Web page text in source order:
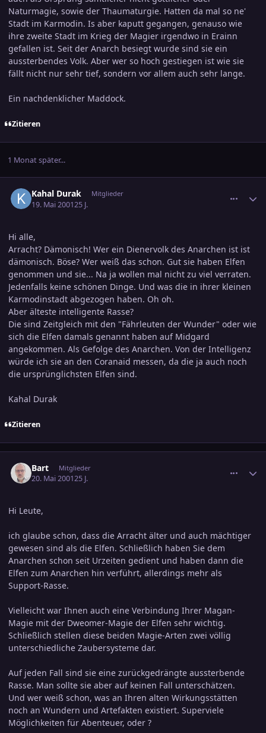
Naturmagie, sowie der Thaumaturgie. Hatten da mal so ne'
Stadt im Karmodin. Is aber kaputt gegangen, genauso wie
ihre zweite Stadt im Krieg der Magier irgendwo in Erainn
gefallen ist. Seit der Anarch besiegt wurde sind sie ein
aussterbendes Volk. Aber wer so hoch gestiegen ist wie sie
fällt nicht nur sehr tief, sondern vor allem auch sehr lange.
Ein nachdenklicher Maddock.
Zitieren
1 Monat später...
Kahal Durak Mitglieder
19. Mai 200125 J.
Hi alle,
Arracht? Dämonisch! Wer ein Dienervolk des Anarchen ist ist
dämonisch. Böse? Wer weiß das schon. Gut sie haben Elfen
genommen und sie... Na ja wollen mal nicht zu viel verraten.
Jedenfalls keine schönen Dinge. Und was die in ihrer kleinen
Karmodinstadt abgezogen haben. Oh oh.
Aber älteste intelligente Rasse?
Die sind Zeitgleich mit den "Fährleuten der Wunder" oder wie
sich die Elfen damals genannt haben auf Midgard
angekommen. Als Gefolge des Anarchen. Von der Intelligenz
würde ich sie an den Coranaid messen, da die ja auch noch
die ursprünglichsten Elfen sind.
Kahal Durak
Zitieren
Bart Mitglieder
20. Mai 200125 J.
Hi Leute,
ich glaube schon, dass die Arracht älter und auch mächtiger
gewesen sind als die Elfen. Schließlich haben Sie dem
Anarchen schon seit Urzeiten gedient und haben dann die
Elfen zum Anarchen hin verführt, allerdings mehr als
Support-Rasse.
Vielleicht war Ihnen auch eine Verbindung Ihrer Magan-
Magie mit der Dweomer-Magie der Elfen sehr wichtig.
Schließlich stellen diese beiden Magie-Arten zwei völlig
unterschiedliche Zaubersysteme dar.
Auf jeden Fall sind sie eine zurückgedrängte aussterbende
Rasse. Man sollte sie aber auf keinen Fall unterschätzen.
Und wer weiß schon, was an Ihren alten Wirkungsstätten
noch an Wundern und Artefakten existiert. Superviele
Möglichkeiten für Abenteuer, oder ?